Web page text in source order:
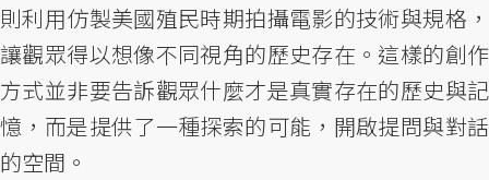
則利用仿製美國殖民時期拍攝電影的技術與規格，
讓觀眾得以想像不同視角的歷史存在。這樣的創作
方式並非要告訴觀眾什麼才是真實存在的歷史與記
憶，而是提供了一種探索的可能，開啟提問與對話
的空間。